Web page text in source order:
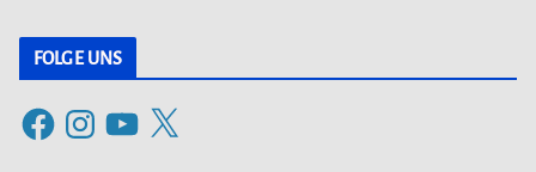
g
FOLGE UNS
F
Y
X